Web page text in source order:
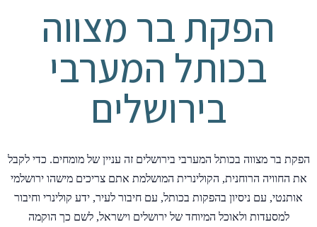
הפקת בר מצווה
בכותל המערבי
בירושלים
הפקת בר מצווה בכותל המערבי בירושלים זה עניין של מומחים. כדי לקבל
את החוויה הרוחנית, הקולינרית המושלמת אתם צריכים מישהו ירושלמי
אותנטי, עם ניסיון בהפקות בכותל, עם חיבור לעיר, ידע קולינרי וחיבור
למסעדות ולאוכל המיוחד של ירושלים וישראל, לשם כך הוקמה